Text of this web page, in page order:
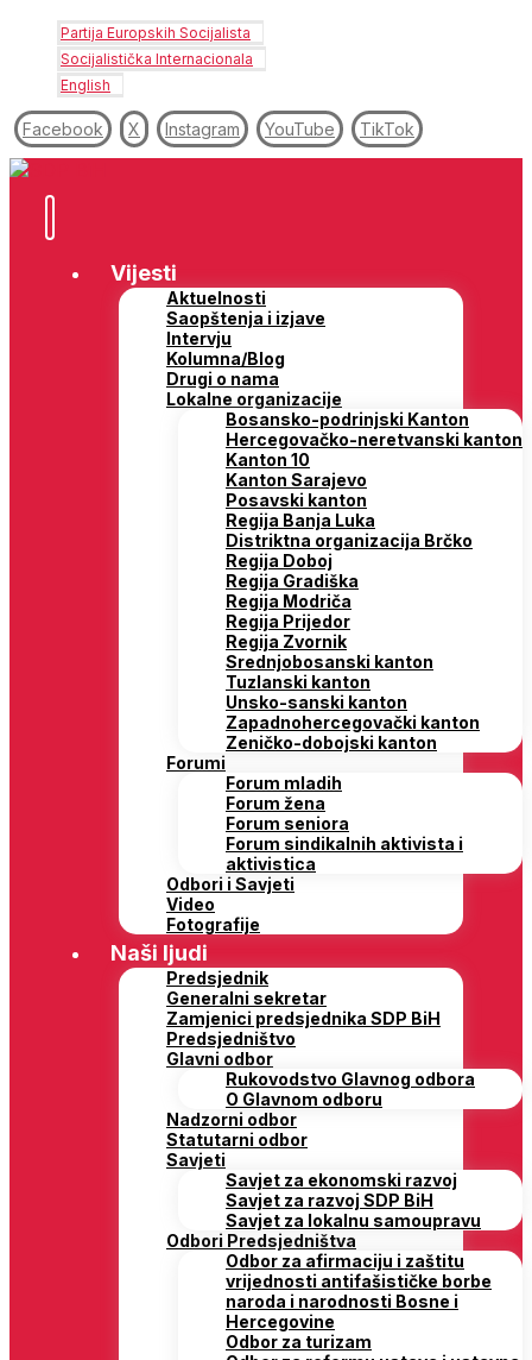
Partija Europskih Socijalista
Socijalistička Internacionala
English
Facebook X Instagram YouTube TikTok
Vijesti
Aktuelnosti
Saopštenja i izjave
Intervju
Kolumna/Blog
Drugi o nama
Lokalne organizacije
Bosansko-podrinjski Kanton
Hercegovačko-neretvanski kanton
Kanton 10
Kanton Sarajevo
Posavski kanton
Regija Banja Luka
Distriktna organizacija Brčko
Regija Doboj
Regija Gradiška
Regija Modriča
Regija Prijedor
Regija Zvornik
Srednjobosanski kanton
Tuzlanski kanton
Unsko-sanski kanton
Zapadnohercegovački kanton
Zeničko-dobojski kanton
Forumi
Forum mladih
Forum žena
Forum seniora
Forum sindikalnih aktivista i
aktivistica
Odbori i Savjeti
Video
Fotografije
Naši ljudi
Predsjednik
Generalni sekretar
Zamjenici predsjednika SDP BiH
Predsjedništvo
Glavni odbor
Rukovodstvo Glavnog odbora
O Glavnom odboru
Nadzorni odbor
Statutarni odbor
Savjeti
Savjet za ekonomski razvoj
Savjet za razvoj SDP BiH
Savjet za lokalnu samoupravu
Odbori Predsjedništva
Odbor za afirmaciju i zaštitu
vrijednosti antifašističke borbe
naroda i narodnosti Bosne i
Hercegovine
Odbor za turizam